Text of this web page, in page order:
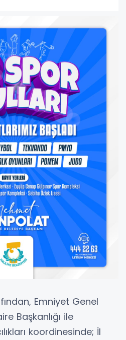
Emniyet Genel
Başkanlığı ile
koordinesinde; İl